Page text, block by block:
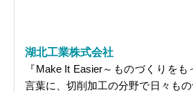
湖北工業株式会社
『Make It Easier～ものづくりを
言葉に、切削加工の分野で日々も